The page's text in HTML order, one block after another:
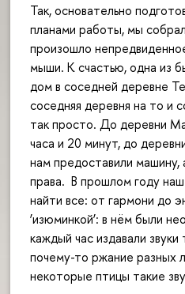
Так, основательно
планами работы, мы
произошло
мыши. К счастью, одна из
дом в соседней деревне
соседняя деревня на то и
так просто. До деревни
часа и 20 минут, до
нам предоставили машину,
права. В прошлом году
найти все: от гармони до
‘изюминкой’: в нём были
каждый час издавали
почему-то ржание разных
некоторые птицы такие